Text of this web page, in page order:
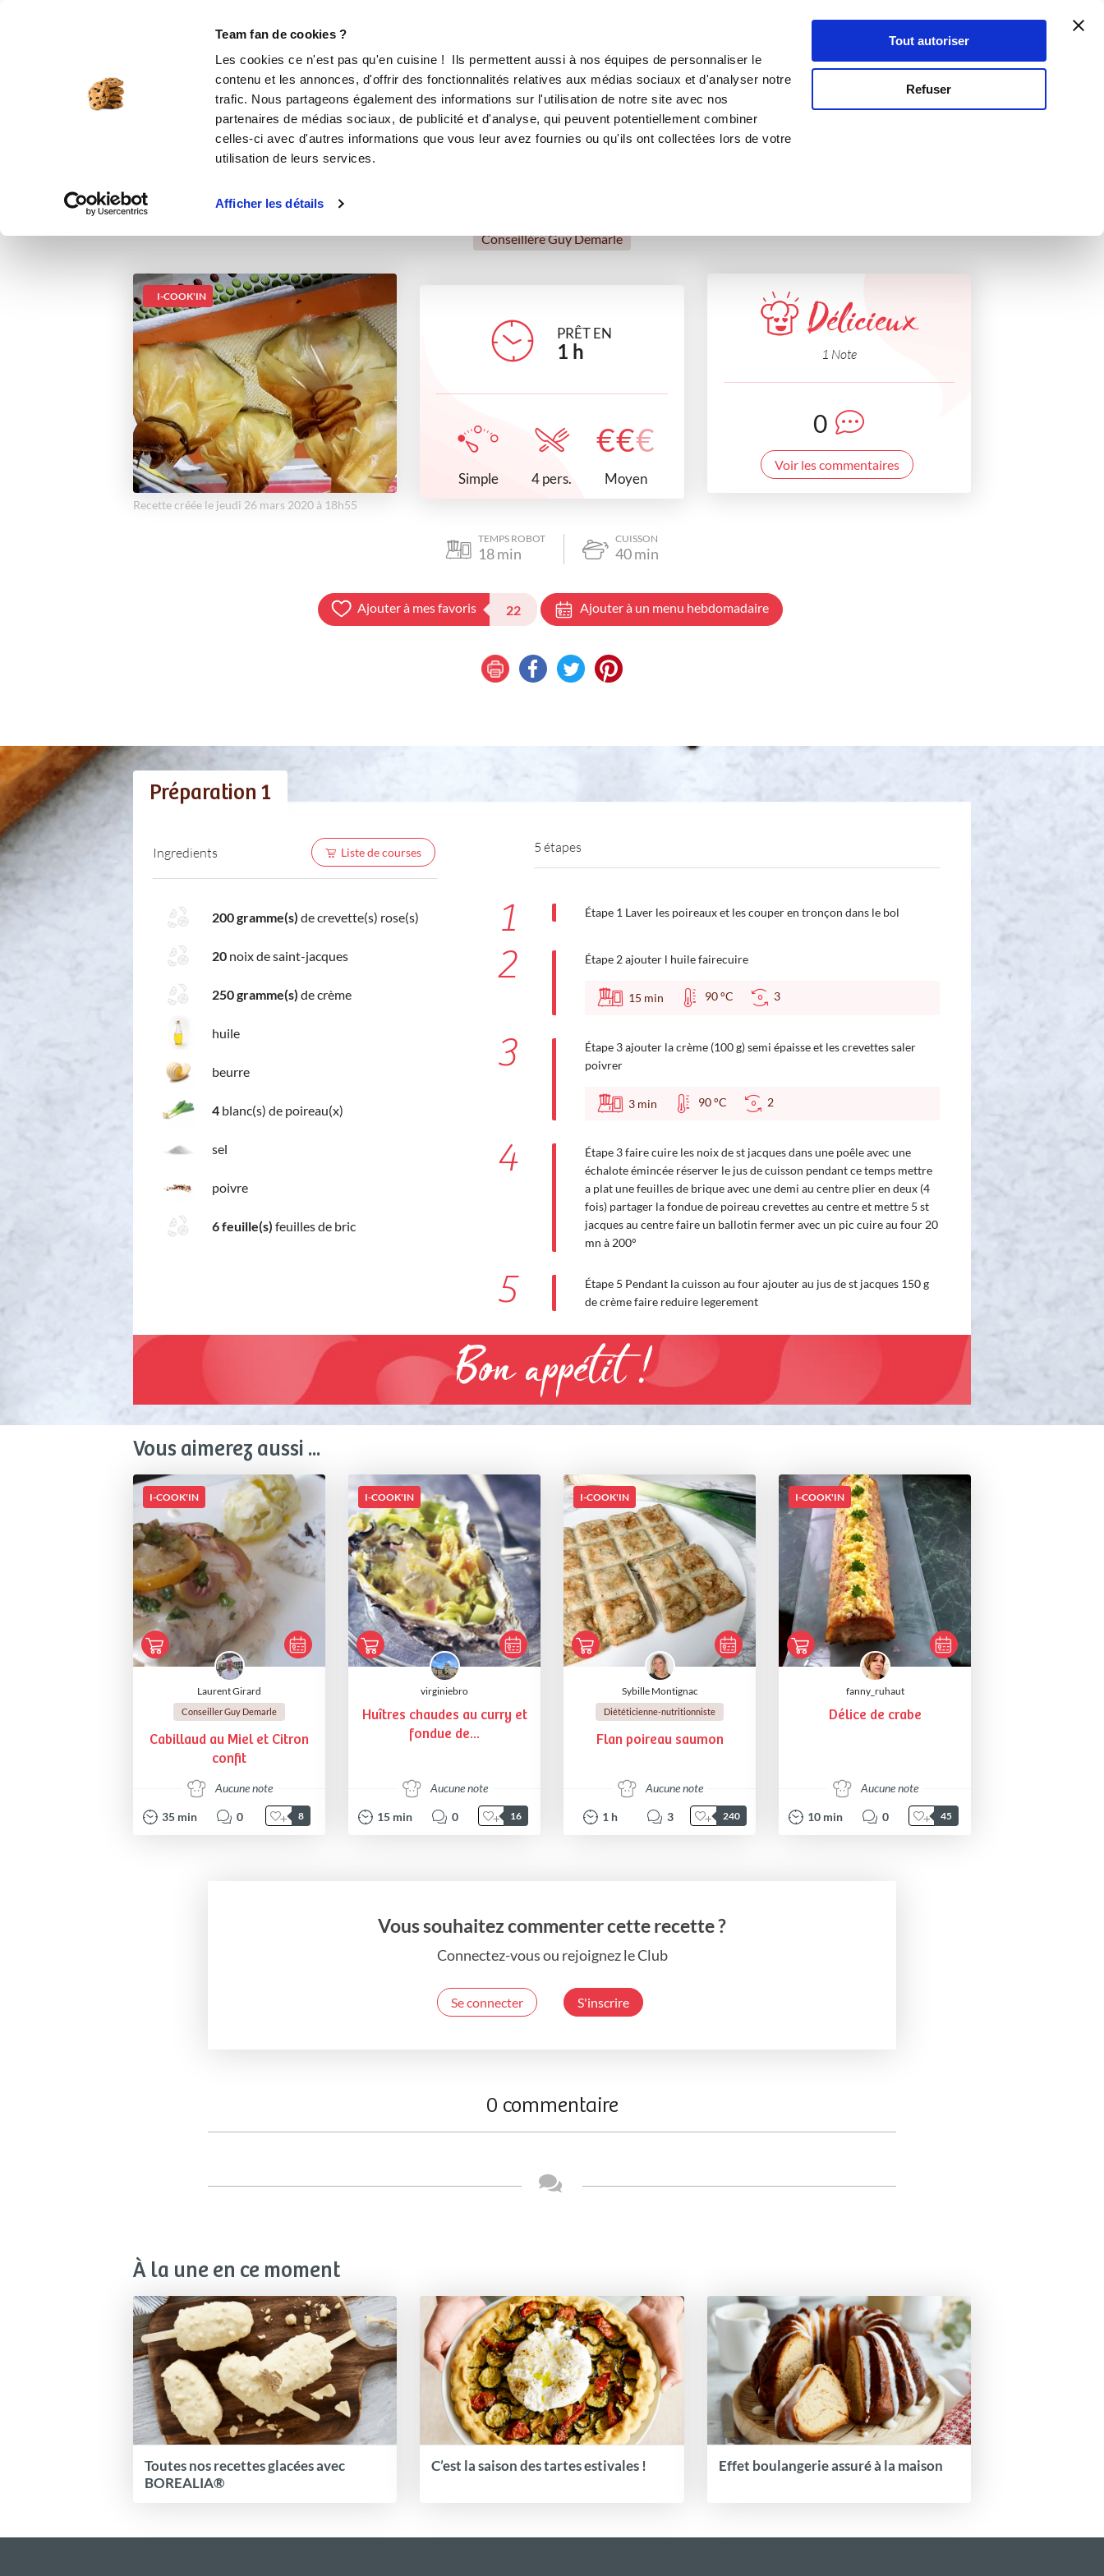
Team fan de cookies ?
Les cookies ce n'est pas qu'en cuisine ! Ils permettent aussi à nos équipes de personnaliser le
contenu et les annonces, d'offrir des fonctionnalités relatives aux médias sociaux et d'analyser notre
trafic. Nous partageons également des informations sur l'utilisation de notre site avec nos
partenaires de médias sociaux, de publicité et d'analyse, qui peuvent potentiellement combiner
celles-ci avec d'autres informations que vous leur avez fournies ou qu'ils ont collectées lors de votre
utilisation de leurs services.
Afficher les détails
Tout autoriser
Refuser
Se connecter
Aumônieres de poireaux st Jacques
entrées Repas de fête
Conseillère Guy Demarle
I-COOK'IN
Recette créée le jeudi 26 mars 2020 à 18h55
PRÊT EN
1 h
Simple 4 pers.
€€€
Moyen
Délicieux
1 Note
0
Voir les commentaires
TEMPS ROBOT
18min
CUISSON
40min
Ajouter à mes favoris 22 Ajouter à un menu hebdomadaire
Préparation 1
Ingredients Liste de courses
200 gramme(s) de crevette(s) rose(s)
20 noix de saint-jacques
250 gramme(s) de crème
huile
beurre
4 blanc(s) de poireau(x)
sel
poivre
6 feuille(s) feuilles de bric
5 étapes
1 Étape 1 Laver les poireaux et les couper en tronçon dans le bol
2 Étape 2 ajouter l huile fairecuire
15 min 90 °C 3
3
Étape 3 ajouter la crème (100 g) semi épaisse et les crevettes saler
poivrer
3 min 90 °C 2
4
Étape 3 faire cuire les noix de st jacques dans une poêle avec une
échalote émincée réserver le jus de cuisson pendant ce temps mettre
a plat une feuilles de brique avec une demi au centre plier en deux (4
fois) partager la fondue de poireau crevettes au centre et mettre 5 st
jacques au centre faire un ballotin fermer avec un pic cuire au four 20
mn à 200°
5
Étape 5 Pendant la cuisson au four ajouter au jus de st jacques 150 g
de crème faire reduire legerement
Bon appétit !
Vous aimerez aussi ...
I-COOK'IN
Laurent Girard
Conseiller Guy Demarle
Cabillaud au Miel et Citron
confit
Aucune note
35 min 0 8
I-COOK'IN
virginiebro
Huîtres chaudes au curry et
fondue de...
Aucune note
15 min 0 16
I-COOK'IN
Sybille Montignac
Diététicienne-nutritionniste
Flan poireau saumon
Aucune note
1 h 3 240
I-COOK'IN
fanny_ruhaut
Délice de crabe
Aucune note
10 min 0 45
Vous souhaitez commenter cette recette ?
Connectez-vous ou rejoignez le Club
Se connecter S'inscrire
0 commentaire
À la une en ce moment
Toutes nos recettes glacées avec
BOREALIA®
C’est la saison des tartes estivales ! Effet boulangerie assuré à la maison